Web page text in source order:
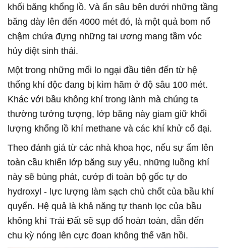
khối băng khổng lồ. Và ẩn sâu bên dưới những tầng
băng dày lên đến 4000 mét đó, là một quả bom nổ
chậm chứa đựng những tai ương mang tầm vóc
hủy diệt sinh thái.
Một trong những mối lo ngại đầu tiên đến từ hệ
thống khí độc đang bị kìm hãm ở độ sâu 100 mét.
Khác với bầu không khí trong lành mà chúng ta
thường tưởng tượng, lớp băng này giam giữ khối
lượng khổng lồ khí methane và các khí khử cổ đại.
Theo đánh giá từ các nhà khoa học, nếu sự ấm lên
toàn cầu khiến lớp băng suy yếu, những luồng khí
này sẽ bùng phát, cướp đi toàn bộ gốc tự do
hydroxyl - lực lượng làm sạch chủ chốt của bầu khí
quyển. Hệ quả là khả năng tự thanh lọc của bầu
không khí Trái Đất sẽ sụp đổ hoàn toàn, dẫn đến
chu kỳ nóng lên cực đoan không thể vãn hồi.